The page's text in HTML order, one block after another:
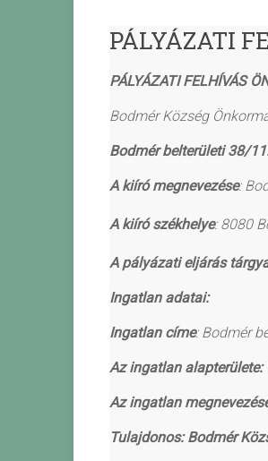
PÁLYÁZATI
PÁLYÁZATI FELHÍVÁS
Bodmér Község
Bodmér belterületi 38/
A kiíró megnevezése:
A kiíró székhelye: 8080
A pályázati eljárás
Ingatlan adatai:
Ingatlan címe: Bodmér
Az ingatlan alapterülete:
Az ingatlan
Tulajdonos: Bodmér